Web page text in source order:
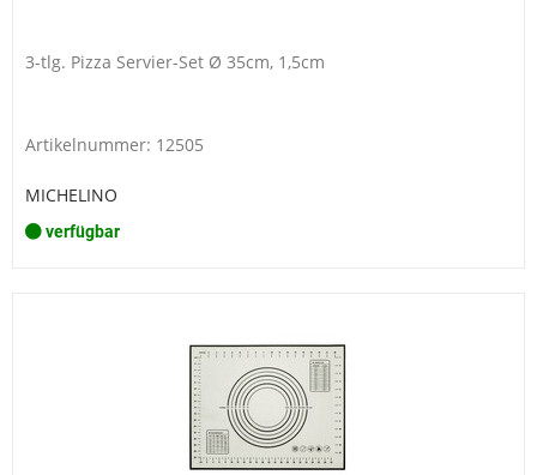
3-tlg. Pizza Servier-Set Ø 35cm, 1,5cm
Artikelnummer: 12505
MICHELINO
verfügbar